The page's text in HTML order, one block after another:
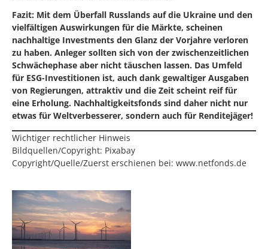
Fazit: Mit dem Überfall Russlands auf die Ukraine und den
vielfältigen Auswirkungen für die Märkte, scheinen
nachhaltige Investments den Glanz der Vorjahre verloren
zu haben. Anleger sollten sich von der zwischenzeitlichen
Schwächephase aber nicht täuschen lassen. Das Umfeld
für ESG-Investitionen ist, auch dank gewaltiger Ausgaben
von Regierungen, attraktiv und die Zeit scheint reif für
eine Erholung. Nachhaltigkeitsfonds sind daher nicht nur
etwas für Weltverbesserer, sondern auch für Renditejäger!
Wichtiger rechtlicher Hinweis
Bildquellen/Copyright: Pixabay
Copyright/Quelle/Zuerst erschienen bei: www.netfonds.de